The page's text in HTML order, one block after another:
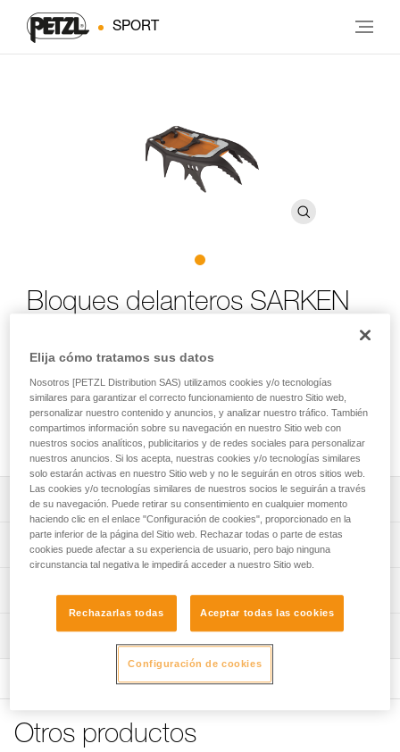
SPORT
Bloques delanteros SARKEN
Partes delanteras de los crampones SARKEN,
adaptables a la mayoría de los crampones Petzl
Partes delanteras de los crampones SARKEN para
reemplazar los bloques delanteros o para transformar los
crampones IRVIS, VASAK o LYNX (U034AA00).
Descripción
Compatibles con los crampones SARKEN para
reemplazar los bloques delanteros.
(U034AA00).
mixto, a la vez que ofrecen una buena estabilidad en
Características técnicas
Certificaciones: CE, UIAA
Referencia : T10A AV
Garantía : 3 Años
Descargar el pdf CRAMPON - ACCESSORY
Descargar el pdf Maintenance tips
Inspección
Procedimiento de revisión del EPI
Descargar el pdf verif-EPI-crampons-procedure-ES
Ficha de seguimiento del EPI
Otros productos
Elija cómo tratamos sus datos
Nosotros [PETZL Distribution SAS) utilizamos cookies y/o tecnologías
similares para garantizar el correcto funcionamiento de nuestro Sitio web,
personalizar nuestro contenido y anuncios, y analizar nuestro tráfico. También
compartimos información sobre su navegación en nuestro Sitio web con
nuestros socios analíticos, publicitarios y de redes sociales para personalizar
nuestros anuncios. Si los acepta, nuestras cookies y/o tecnologías similares
solo estarán activas en nuestro Sitio web y no le seguirán en otros sitios web.
Las cookies y/o tecnologías similares de nuestros socios le seguirán a través
de su navegación. Puede retirar su consentimiento en cualquier momento
haciendo clic en el enlace "Configuración de cookies", proporcionado en la
parte inferior de la página del Sitio web. Rechazar todas o parte de estas
cookies puede afectar a su experiencia de usuario, pero bajo ninguna
circunstancia tal negativa le impedirá acceder a nuestro Sitio web.
Rechazarlas todas Aceptar todas las cookies
Configuración de cookies